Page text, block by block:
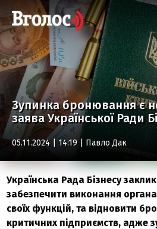
Зупинка бронювання є
заява Української Ради
05.11.2024 | 14:19 | Павло Дак
Українська Рада Бізнесу
забезпечити виконання
своїх функцій, та відновити
критичних підприємств, адже